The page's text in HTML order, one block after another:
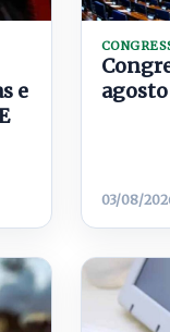
e
03/08/